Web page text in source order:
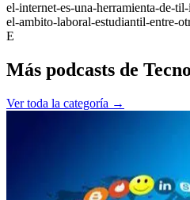
el-internet-es-una-herramienta-de-
el-ambito-laboral-estudiantil-entre-
E
Más podcasts de
Ver toda la categoría →